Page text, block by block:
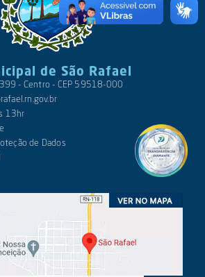
de São Rafael
399 - Centro - CEP 59518-000
13hr
de Dados